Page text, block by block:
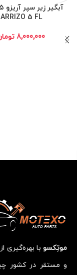
ARRIZO 5 FL
8,000,000
موتِکسو با بهره‌گیری
و مستقر در کشور